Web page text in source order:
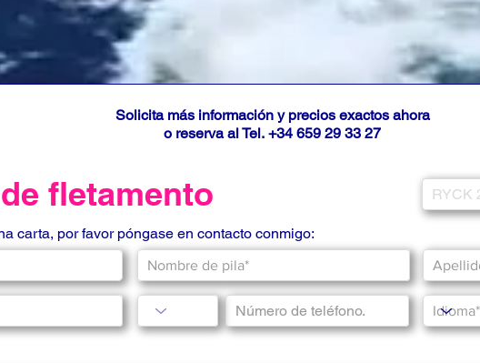
Solicita más información y precios exactos ahora
o reserva al Tel. +34 659 29 33 27
fletamento
carta, por favor póngase en contacto conmigo: